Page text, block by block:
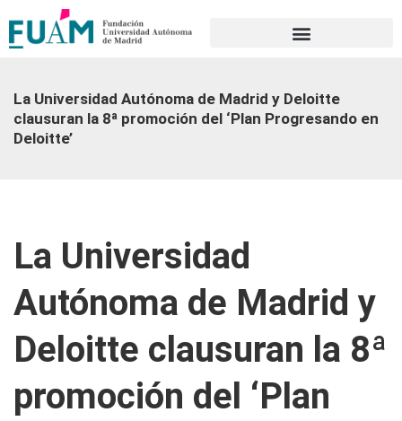
La Universidad Autónoma de Madrid y Deloitte
clausuran la 8ª promoción del ‘Plan Progresando en
Deloitte’
La Universidad
Autónoma de Madrid y
Deloitte clausuran la 8ª
promoción del ‘Plan